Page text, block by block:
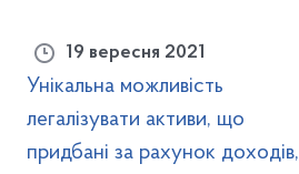
19 вересня 2021
Унікальна можливість
легалізувати активи, що
придбані за рахунок доходів,